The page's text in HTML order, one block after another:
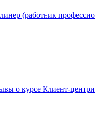
(работник
о курсе Клиент-